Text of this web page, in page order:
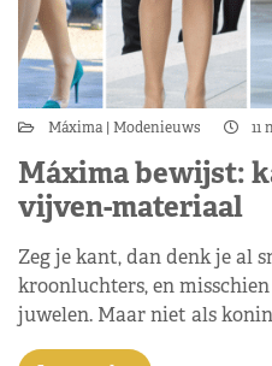
Máxima Modenieuws 11
Máxima bewijst:
vijven-materiaal
Zeg je kant, dan denk je al
kroonluchters, en
juwelen. Maar niet als